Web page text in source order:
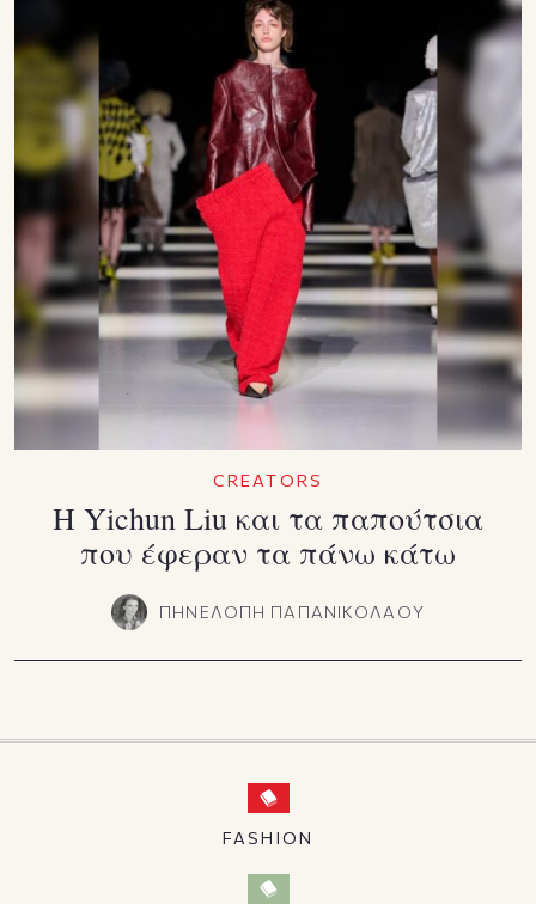
CREATORS
H Yichun Liu και τα παπούτσια
που έφεραν τα πάνω κάτω
ΠΗΝΕΛΟΠΗ ΠΑΠΑΝΙΚΟΛΑΟΥ
FASHION